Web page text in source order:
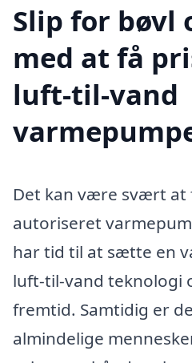
Slip for bøvl
med at få
luft-til-vand
Det kan være svært at
autoriseret
har tid til at sætte en
luft-til-vand teknologi
fremtid. Samtidig er
almindelige